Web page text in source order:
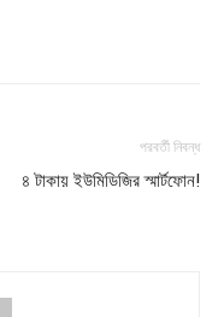
পরবর্তী নিবন্ধ
৪ টাকায় ইউমিডিজির স্মার্টফোন!